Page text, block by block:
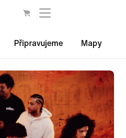
Připravujeme Mapy